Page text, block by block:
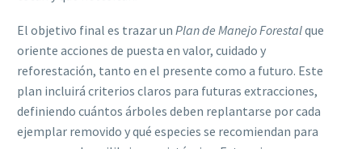
El objetivo final es trazar un Plan de Manejo Forestalque
oriente acciones de puesta en valor, cuidado y
reforestación, tanto en el presente como a futuro. Este
plan incluirá criterios claros para futuras extracciones,
definiendo cuántos árboles deben replantarse por cada
ejemplar removido y qué especies se recomiendan para